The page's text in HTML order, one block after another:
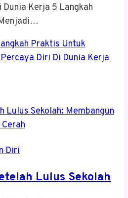
Kerja 5 Langkah
Praktis Untuk
Diri Di Dunia Kerja
Diri
Lulus Sekolah